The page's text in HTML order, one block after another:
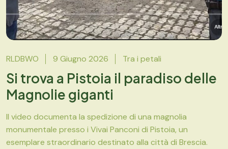
RLDBWO 9 Giugno 2026 Tra i petali
Si trova a Pistoia il paradiso delle
Magnolie giganti
Il video documenta la spedizione di una magnolia
monumentale presso i Vivai Panconi di Pistoia, un
esemplare straordinario destinato alla città di Brescia.